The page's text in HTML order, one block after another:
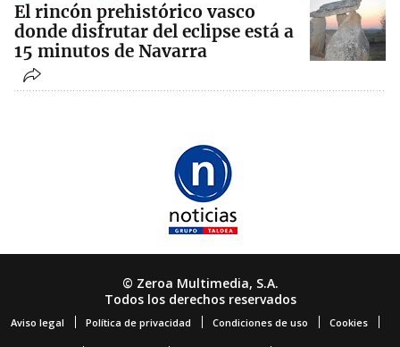
El rincón prehistórico vasco
donde disfrutar del eclipse está a
15 minutos de Navarra
© Zeroa Multimedia, S.A.
Todos los derechos reservados
Aviso legal Política de privacidad Condiciones de uso Cookies